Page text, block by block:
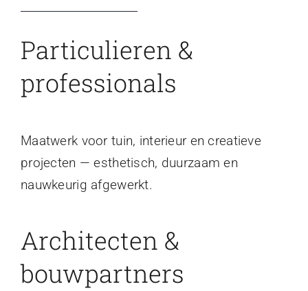
Particulieren &
professionals
Maatwerk voor tuin, interieur en creatieve
projecten — esthetisch, duurzaam en
nauwkeurig afgewerkt.
Architecten &
bouwpartners